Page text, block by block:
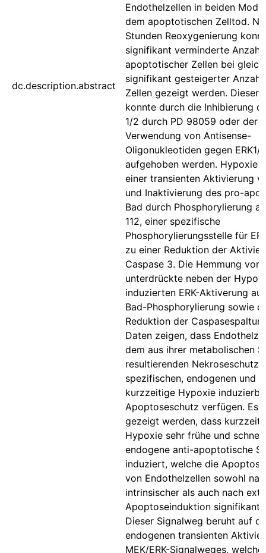
dc.description.abstract
Endothelzellen in beiden
dem apoptotischen Zelltod.
Stunden Reoxygenierung
signifikant verminderte Anzahl
apoptotischer Zellen bei
signifikant gesteigerter
Zellen gezeigt werden. Dieser
konnte durch die Inhibierung
1/2 durch PD 98059 oder der
Verwendung von Antisense-
Oligonukleotiden gegen ERK1/2
aufgehoben werden. Hypoxie
einer transienten Aktivierung
und Inaktivierung des pro-
Bad durch Phosphorylierung
112, einer spezifische
Phosphorylierungsstelle für
zu einer Reduktion der
Caspase 3. Die Hemmung von
unterdrückte neben der
induzierten ERK-Aktiverung
Bad-Phosphorylierung sowie
Reduktion der
Daten zeigen, dass
dem aus ihrer metabolischen
resultierenden Nekroseschutz
spezifischen, endogenen und
kurzzeitige Hypoxie
Apoptoseschutz verfügen. Es
gezeigt werden, dass
Hypoxie sehr frühe und
endogene anti-apoptotische
induziert, welche die
von Endothelzellen sowohl
intrinsischer als auch nach
Apoptoseinduktion signifikant
Dieser Signalweg beruht auf
endogenen transienten
MEK/ERK-Signalweges, welche